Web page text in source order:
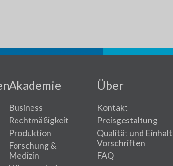
Akademie
Business
Rechtmäßigkeit
Produktion
Forschung &
Medizin
Über
Kontakt
Preisgestaltung
Qualität und
Vorschriften
FAQ